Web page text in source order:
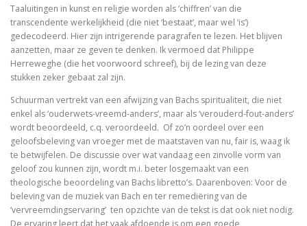
Schoonselhof nu! – een
Luther. Zijn leven, zijn werk
Platoonse liefde (vertaling Symposium)
Is het de schuld van de ENE?
Onder dezelfde sterren
Christelijke toespraken
Afsluitend onwetenschappelijk naschrift bij
Taaluitingen in kunst en religie worden als ‘chiffren’ van die
transcendente werkelijkheid (die niet ‘bestaat’, maar wel ‘is’)
gedecodeerd. Hier zijn intrigerende paragrafen te lezen. Het blijven
aanzetten, maar ze geven te denken. Ik vermoed dat Philippe
Herreweghe (die het voorwoord schreef), bij de lezing van deze
stukken zeker gebaat zal zijn.
Schuurman vertrekt van een afwijzing van Bachs spiritualiteit, die niet
enkel als ‘ouderwets-vreemd-anders’, maar als ‘verouderd-fout-anders’
wordt beoordeeld, c.q. veroordeeld. Of zo’n oordeel over een
geloofsbeleving van vroeger met de maatstaven van nu, fair is, waag ik
te betwijfelen. De discussie over wat vandaag een zinvolle vorm van
geloof zou kunnen zijn, wordt m.i. beter losgemaakt van een
theologische beoordeling van Bachs libretto’s. Daarenboven: Voor de
beleving van de muziek van Bach en ter remediëring van de
‘vervreemdingservaring’ ten opzichte van de tekst is dat ook niet nodig.
De ervaring leert dat het vaak afdoende is om een goede